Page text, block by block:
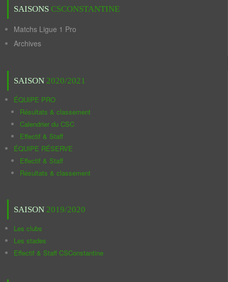
SAISONS CSCONSTANTINE
Matchs Ligue 1 Pro
Archives
SAISON 2020/2021
ÉQUIPE PRO
Résultats & classement
Calendrier du CSC
Effectif & Staff
ÉQUIPE RÉSERVE
Effectif & Staff
Résultats & classement
SAISON 2019/2020
Les clubs
Les stades
Effectif & Staff CSConstantine